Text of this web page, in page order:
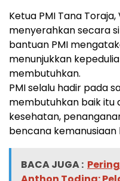
Ketua PMI Tana
menyerahkan secara
bantuan PMI
menunjukkan
membutuhkan.
PMI selalu hadir pada
membutuhkan baik itu
kesehatan,
bencana kemanusiaan
BACA JUGA :